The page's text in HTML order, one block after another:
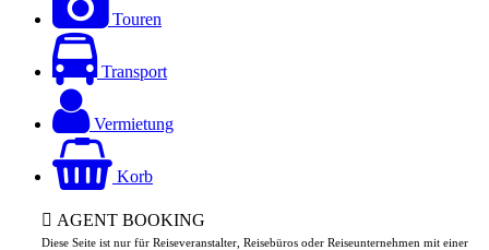
Touren
Transport
Vermietung
Korb
AGENT BOOKING
Diese Seite ist nur für Reiseveranstalter, Reisebüros oder Reiseunternehmen mit einer